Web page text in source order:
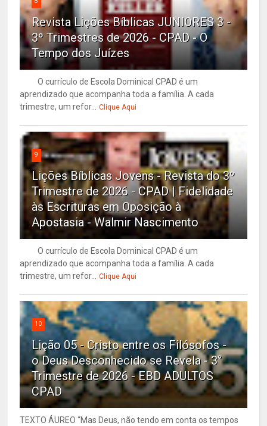
Revista Lições Bíblicas JUNIORES 3 -
3º Trimestres de 2026 - CPAD - O
Tempo dos Juízes
O currículo de Escola Dominical CPAD é um
aprendizado que acompanha toda a família. A cada
trimestre, um refor... Clique Aqui
9
Lições Bíblicas Jovens - Revista do 3º
Trimestre de 2026 - CPAD | Fidelidade
às Escrituras em Oposição à
Apostasia - Walmir Nascimento
O currículo de Escola Dominical CPAD é um
aprendizado que acompanha toda a família. A cada
trimestre, um refor... Clique Aqui
10
Lição 05 - Cristo entre os Filósofos -
o Deus Desconhecido se Revela - 3°
Trimestre de 2026 - EBD ADULTOS
CPAD
TEXTO ÁUREO “Mas Deus, não tendo em conta os tempos